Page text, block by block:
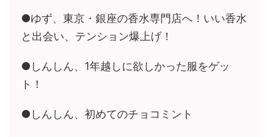
●ゆず、東京・銀座の香水専門店へ！いい香水
と出会い、テンション爆上げ！
●しんしん、1年越しに欲しかった服をゲッ
ト！
●しんしん、初めてのチョコミント